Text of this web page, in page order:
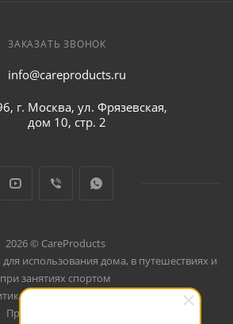
ЗАКАЗАТЬ ЗВОНОК
info@careproducts.ru
г. Москва, ул. Фрязевская,
дом 10, стр. 2
2026 © CareProducts
использования дома, в путешествиях и
при занятиях спортом
конфеденциальности
Продвижение сайта